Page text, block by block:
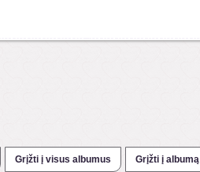
Grįžti į visus albumus Grįžti į albumą